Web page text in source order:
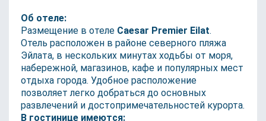
Об отеле:
Размещение в отеле Caesar Premier Eilat.
Отель расположен в районе северного пляжа
Эйлата, в нескольких минутах ходьбы от моря,
набережной, магазинов, кафе и популярных мест
отдыха города. Удобное расположение
позволяет легко добраться до основных
развлечений и достопримечательностей курорта.
В гостинице имеются: